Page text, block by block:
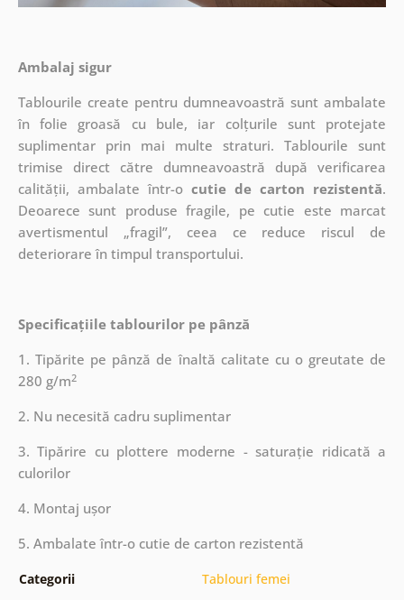
Ambalaj sigur
Tablourile create pentru dumneavoastră sunt ambalate
în folie groasă cu bule, iar colțurile sunt protejate
suplimentar prin mai multe straturi.Tablourile sunt
trimise direct către dumneavoastră după verificarea
calității, ambalate într-o cutie de carton rezistentă.
Deoarece sunt produse fragile, pe cutie este marcat
avertismentul „fragil”, ceea ce reduce riscul de
deteriorare în timpul transportului.
Specificațiile tablourilor pe pânză
1. Tipărite pe pânză de înaltă calitate cu o greutate de
280 g/m2
2. Nu necesită cadru suplimentar
3. Tipărire cu plottere moderne - saturație ridicată a
culorilor
4. Montaj ușor
5. Ambalate într-o cutie de carton rezistentă
Categorii Tablouri femei